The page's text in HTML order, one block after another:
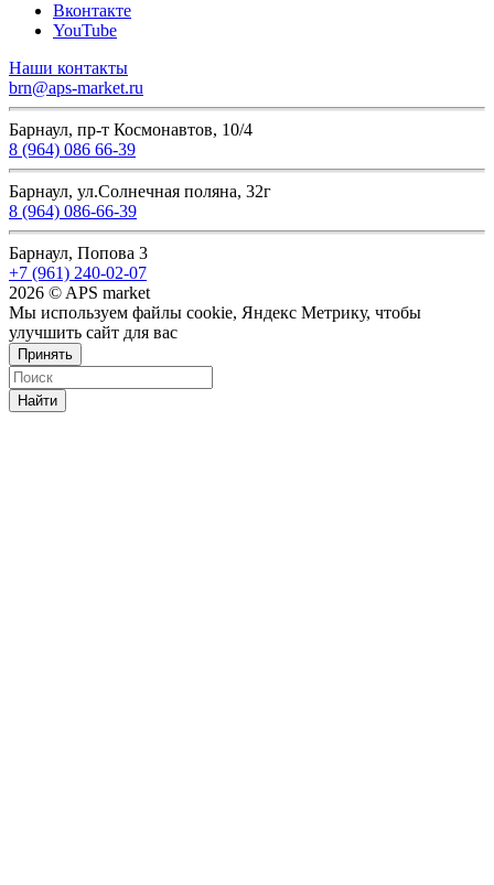
Вконтакте
YouTube
Наши контакты
brn@aps-market.ru
Барнаул, пр-т Космонавтов, 10/4
8 (964) 086 66-39
Барнаул, ул.Солнечная поляна, 32г
8 (964) 086-66-39
Барнаул, Попова 3
+7 (961) 240-02-07
2026 © APS market
Мы используем файлы cookie, Яндекс Метрику, чтобы
улучшить сайт для вас
Принять
Найти